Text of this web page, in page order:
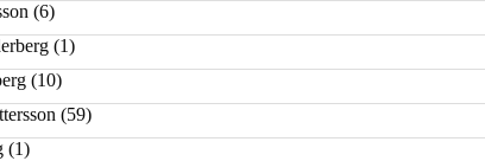
(6)
(1)
(10)
(59)
(1)